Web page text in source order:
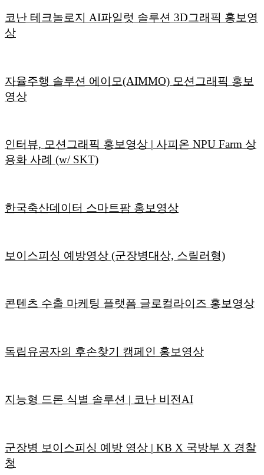
코난 테크놀로지 AI파일럿 솔루션 3D그래픽 홍보영
상
자율주행 솔루션 에이모(AIMMO) 모션그래픽 홍보
영상
인터뷰, 모션그래픽 홍보영상 | 사피온 NPU Farm 상
용화 사례 (w/ SKT)
한국축산데이터 스마트팜 홍보영상
보이스피싱 예방영상 (군장병대상, 스릴러형)
콘텐츠 수출 마케팅 플랫폼 글로컬라이즈 홍보영상
독립유공자의 후손찾기 캠페인 홍보영상
지능형 드론 식별 솔루션 | 코난 비전AI
군장병 보이스피싱 예방 영상 | KB X 국방부 X 경찰
청